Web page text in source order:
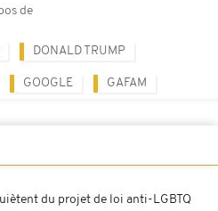
de
DONALD TRUMP
GOOGLE GAFAM
du projet de loi anti-LGBTQ